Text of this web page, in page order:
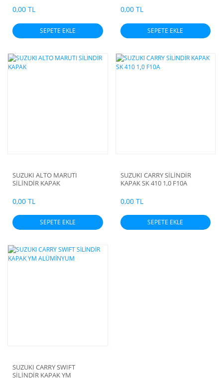
0,00 TL
SEPETE EKLE
0,00 TL
SEPETE EKLE
SUZUKI ALTO MARUTI
SİLİNDİR KAPAK
0,00 TL
SEPETE EKLE
SUZUKI CARRY SİLİNDİR
KAPAK SK 410 1,0 F10A
0,00 TL
SEPETE EKLE
SUZUKI CARRY SWIFT
SİLİNDİR KAPAK YM